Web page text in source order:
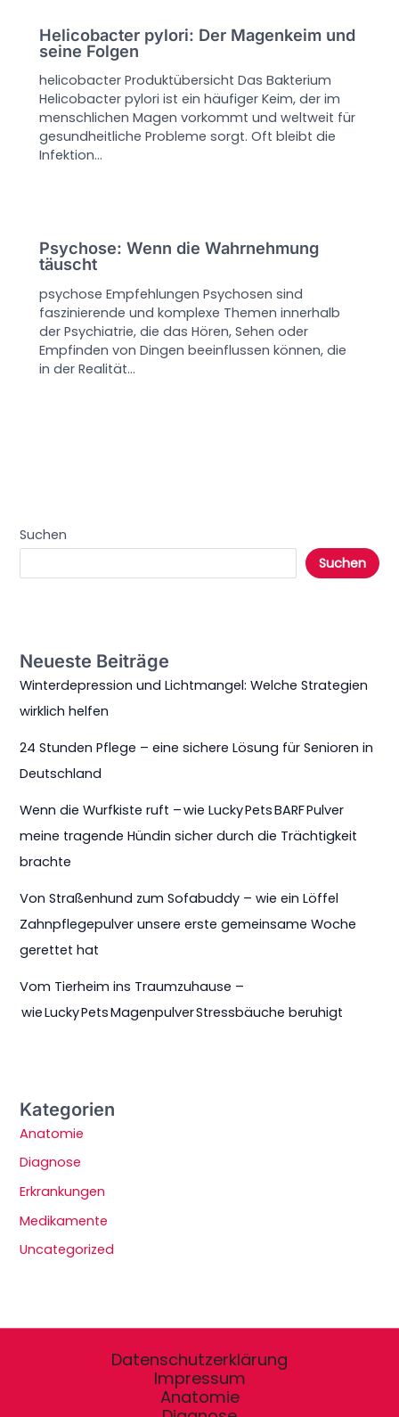
Helicobacter pylori: Der Magenkeim und
seine Folgen
helicobacter Produktübersicht Das Bakterium
Helicobacter pylori ist ein häufiger Keim, der im
menschlichen Magen vorkommt und weltweit für
gesundheitliche Probleme sorgt. Oft bleibt die
Infektion…
Psychose: Wenn die Wahrnehmung
täuscht
psychose Empfehlungen Psychosen sind
faszinierende und komplexe Themen innerhalb
der Psychiatrie, die das Hören, Sehen oder
Empfinden von Dingen beeinflussen können, die
in der Realität…
Suchen
Suchen
Neueste Beiträge
Winterdepression und Lichtmangel: Welche Strategien
wirklich helfen
24 Stunden Pflege – eine sichere Lösung für Senioren in
Deutschland
Wenn die Wurfkiste ruft – wie Lucky Pets BARF Pulver
meine tragende Hündin sicher durch die Trächtigkeit
brachte
Von Straßenhund zum Sofabuddy – wie ein Löffel
Zahnpflegepulver unsere erste gemeinsame Woche
gerettet hat
Vom Tierheim ins Traumzuhause –
wie Lucky Pets Magenpulver Stressbäuche beruhigt
Kategorien
Anatomie
Diagnose
Erkrankungen
Medikamente
Uncategorized
Datenschutzerklärung
Impressum
Anatomie